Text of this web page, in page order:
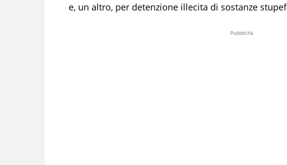
e, un altro, per detenzione illecita di sostanze
Pubblicità